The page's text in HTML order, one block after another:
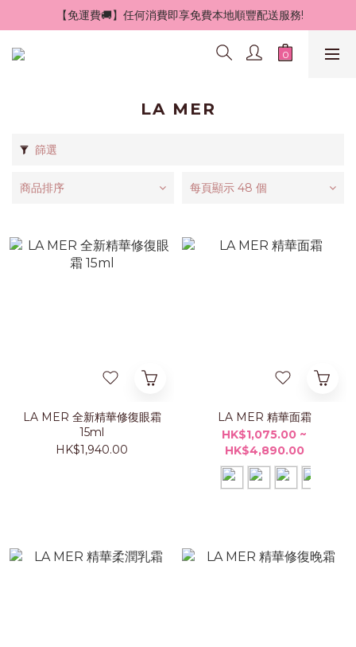
【免運費🚚】任何消費即享免費本地順豐配送服務!
LA MER
篩選
商品排序 每頁顯示 48 個
LA MER 全新精華修復眼霜
15ml
HK$1,940.00
LA MER 精華面霜
HK$1,075.00 ~
HK$4,890.00